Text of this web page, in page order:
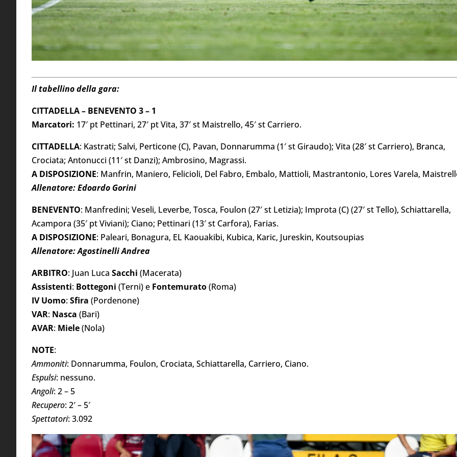
Il tabellino della gara:
CITTADELLA – BENEVENTO 3 – 1
Marcatori: 17′ pt Pettinari, 27′ pt Vita, 37′ st Maistrello, 45′ st Carriero.
CITTADELLA: Kastrati; Salvi, Perticone (C), Pavan, Donnarumma (1′ st Giraudo); Vita (28′ st Carriero), Branca,
Crociata; Antonucci (11′ st Danzi); Ambrosino, Magrassi.
A DISPOSIZIONE: Manfrin, Maniero, Felicioli, Del Fabro, Embalo, Mattioli, Mastrantonio, Lores Varela,
Allenatore: Edoardo Gorini
BENEVENTO: Manfredini; Veseli, Leverbe, Tosca, Foulon (27′ st Letizia); Improta (C) (27′ st Tello), Schiattarella,
Acampora (35′ pt Viviani); Ciano; Pettinari (13′ st Carfora), Farias.
A DISPOSIZIONE: Paleari, Bonagura, EL Kaouakibi, Kubica, Karic, Jureskin, Koutsoupias
Allenatore: Agostinelli Andrea
ARBITRO: Juan Luca Sacchi (Macerata)
Assistenti: Bottegoni (Terni) e Fontemurato(Roma)
IV Uomo:Sfira (Pordenone)
VAR: Nasca (Bari)
AVAR: Miele(Nola)
NOTE:
Ammoniti: Donnarumma, Foulon, Crociata, Schiattarella, Carriero, Ciano.
Espulsi: nessuno.
Angoli: 2 – 5
Recupero: 2′ – 5′
Spettatori: 3.092